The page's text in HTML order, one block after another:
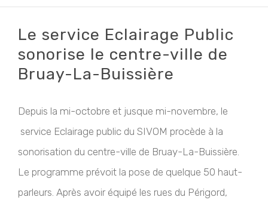
Le service Eclairage Public
sonorise le centre-ville de
Bruay-La-Buissière
Depuis la mi-octobre et jusque mi-novembre, le
service Eclairage public du SIVOM procède à la
sonorisation du centre-ville de Bruay-La-Buissière.
Le programme prévoit la pose de quelque 50 haut-
parleurs. Après avoir équipé les rues du Périgord,